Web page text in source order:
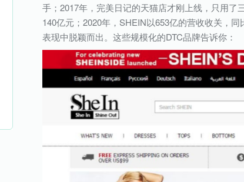
手；2017年，完美日记的天猫店才刚上线，只用
140亿元；2020年，SHEIN以653亿的营收收关，
表现中脱颖而出。这些规模化的DTC品牌告诉你：